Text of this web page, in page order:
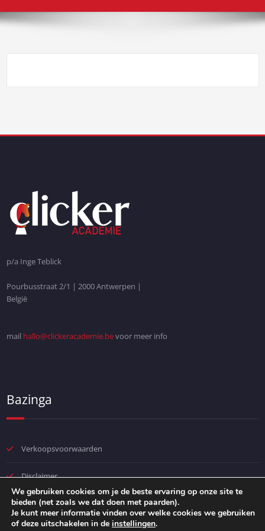
p/a Inge Teblick
Pourbusstraat 2/1 | 2000 Antwerpen |
België
mail hallo@clickeracademie.bevoor meer info
Bazinga
Verkoopsvoorwaarden
Disclaimer
Privacybeleid
We gebruiken cookies om je de beste ervaring op onze site te
bieden (net zoals we dat doen met paarden).
Je kunt meer informatie vinden over welke cookies we gebruiken
of deze uitschakelen in de instellingen.